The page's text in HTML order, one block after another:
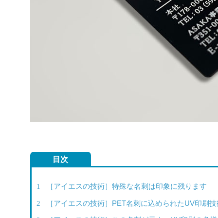
目次
1 ［アイエスの技術］特殊な名刺は印象に残ります
2 ［アイエスの技術］PET名刺に込められたUV印刷技